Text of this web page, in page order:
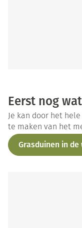
Eerst nog
Je kan door het
te maken van het
Grasduinen in de